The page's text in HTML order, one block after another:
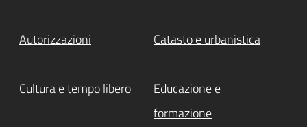
Autorizzazioni Catasto e urbanistica
Cultura e tempo libero
Educazione e
formazione